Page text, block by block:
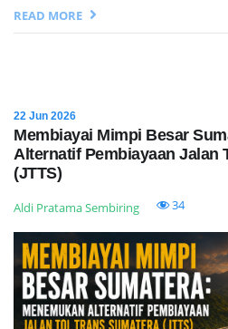
READ MORE
22 Jun 2026
Membiayai Mimpi Besar
Alternatif Pembiayaan Jalan
(JTTS)
Aldi Pratama Sembiring 34